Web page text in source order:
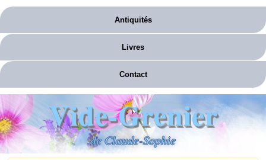
Antiquités
Livres
Contact
Vide-Grenier
de Claude-Sophie